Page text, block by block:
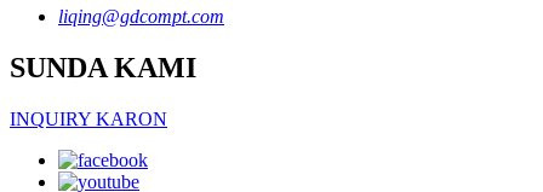
liqing@gdcompt.com
SUNDA KAMI
INQUIRY KARON